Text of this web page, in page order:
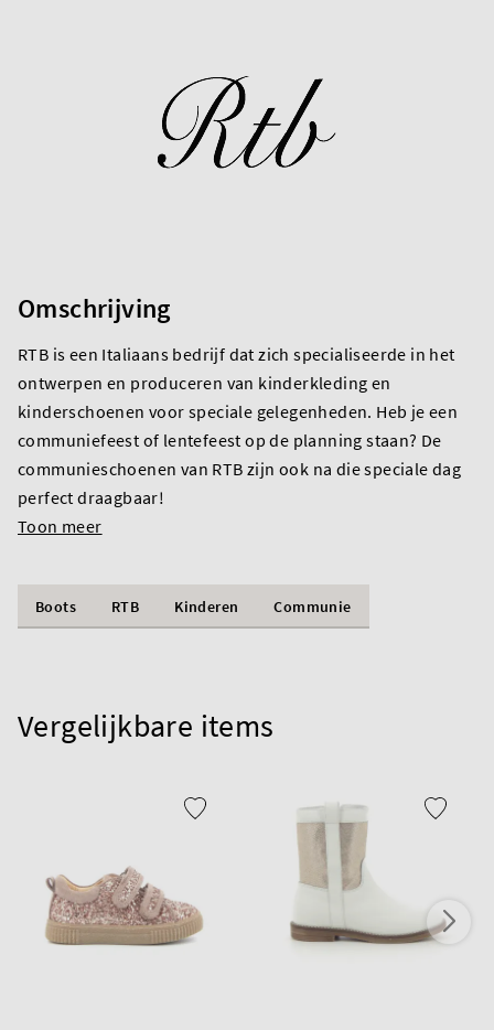
Omschrijving
RTB is een Italiaans bedrijf dat zich specialiseerde in het
ontwerpen en produceren van kinderkleding en
kinderschoenen voor speciale gelegenheden. Heb je een
communiefeest of lentefeest op de planning staan? De
communieschoenen van RTB zijn ook na die speciale dag
perfect draagbaar!
Toon meer
Boots RTB Kinderen Communie
Vergelijkbare items